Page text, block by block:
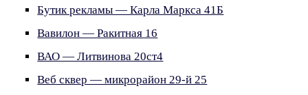
Бутик рекламы — Карла Маркса 41Б
Вавилон — Ракитная 16
ВАО — Литвинова 20ст4
Веб сквер — микрорайон 29-й 25